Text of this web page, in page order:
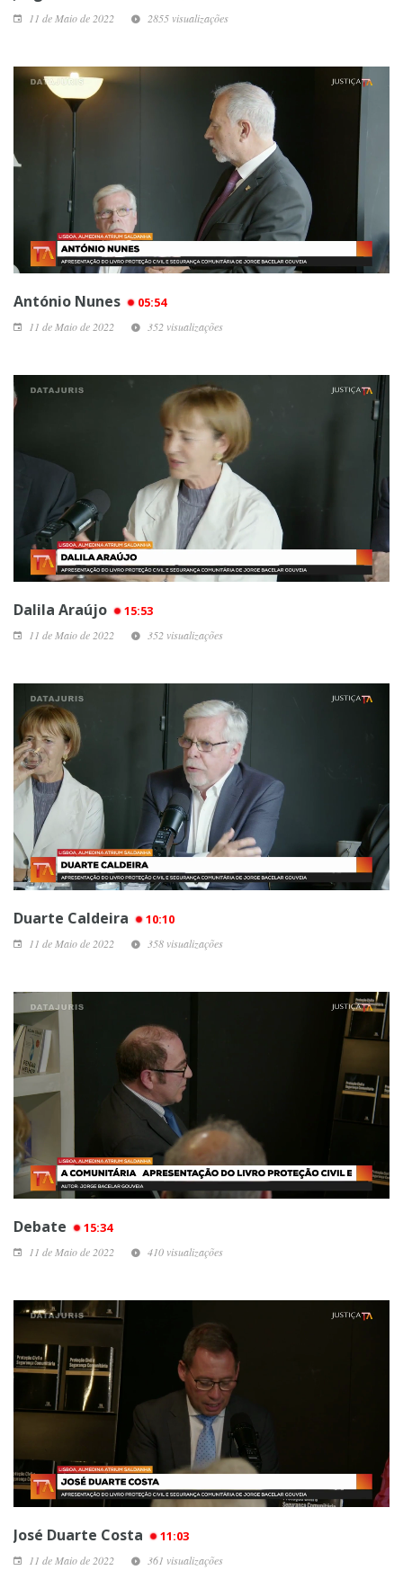
11 de Maio de 2022 2855 visualizações
António Nunes 05:54
11 de Maio de 2022 352 visualizações
Dalila Araújo 15:53
11 de Maio de 2022 352 visualizações
Duarte Caldeira 10:10
11 de Maio de 2022 358 visualizações
Debate 15:34
11 de Maio de 2022 410 visualizações
José Duarte Costa 11:03
11 de Maio de 2022 361 visualizações